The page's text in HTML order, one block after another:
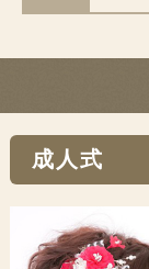
成人式